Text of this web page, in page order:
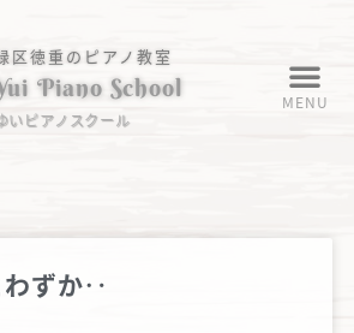
区徳重のピアノ教室
Piano School
いピアノスクール
MENU
わずか‥